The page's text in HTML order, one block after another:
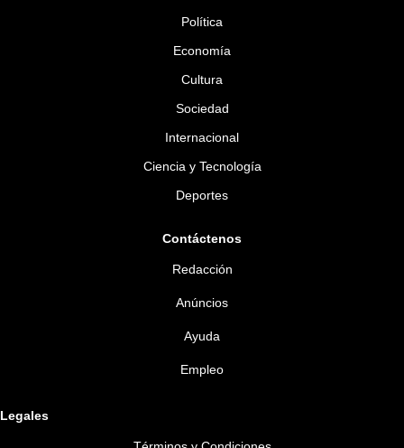
Política
Economía
Cultura
Sociedad
Internacional
Ciencia y Tecnología
Deportes
Contáctenos
Redacción
Anúncios
Ayuda
Empleo
Legales